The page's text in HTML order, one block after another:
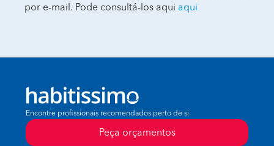
por e-mail. Pode consultá-los aqui aqui
Encontre profissionais recomendados perto de si
Peça orçamentos